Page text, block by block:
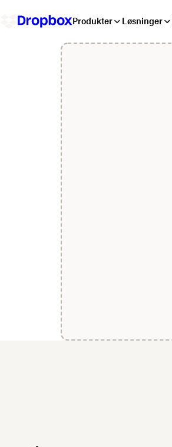
Produkter Løsninger